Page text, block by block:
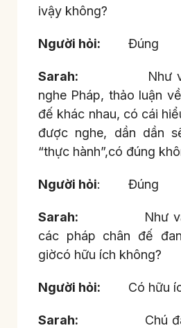
ivậy không?
Người hỏi: Đúng
Sarah: Như vậy
nghe Pháp, thảo luận
đế khác nhau, có cái
được nghe, dần dần
“thực hành”,có đúng
Người hỏi: Đúng
Sarah:
Như vậy
các pháp chân đế
giờcó hữu ích không?
Người hỏi: Có hữu
Sarah: Chú đã